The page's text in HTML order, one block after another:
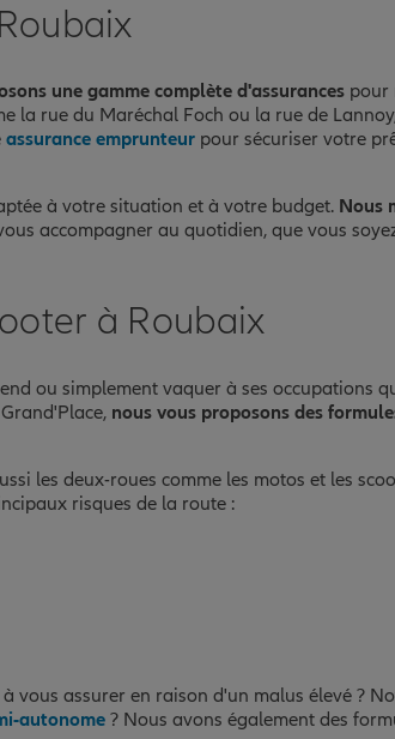
une gamme complète d'assurances pour
la rue du Maréchal Foch ou la rue de
assurance emprunteur pour sécuriser votre
à votre situation et à votre budget. Nous
accompagner au quotidien, que vous
à Roubaix
ou simplement vaquer à ses occupations
nous vous proposons des
les deux-roues comme les motos et les
risques de la route :
vous assurer en raison d'un malus élevé ?
autonome? Nous avons également des